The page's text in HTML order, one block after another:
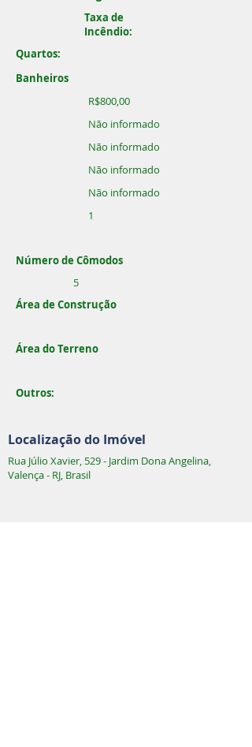
Taxa de
Incêndio:
Quartos:
Banheiros
R$800,00
Não informado
Não informado
Não informado
Não informado
1
Número de Cômodos
5
Área de Construção
Área do Terreno
Outros:
Localização do Imóvel
Rua Júlio Xavier, 529 - Jardim Dona Angelina,
Valença - RJ, Brasil